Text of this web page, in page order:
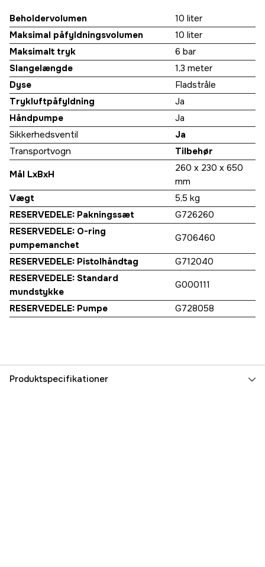
Beholdervolumen
10 liter
Maksimal påfyldningsvolumen
10 liter
Maksimalt tryk
6 bar
Slangelængde
1,3 meter
Dyse
Fladstråle
Trykluftpåfyldning
Ja
Håndpumpe
Ja
Sikkerhedsventil
Ja
Transportvogn
Tilbehør
Mål LxBxH
260 x 230 x 650
mm
Vægt
5,5 kg
RESERVEDELE: Pakningssæt
G726260
RESERVEDELE: O-ring
pumpemanchet
G706460
RESERVEDELE: Pistolhåndtag
G712040
RESERVEDELE: Standard
mundstykke
G000111
RESERVEDELE: Pumpe
G728058
Produktspecifikationer